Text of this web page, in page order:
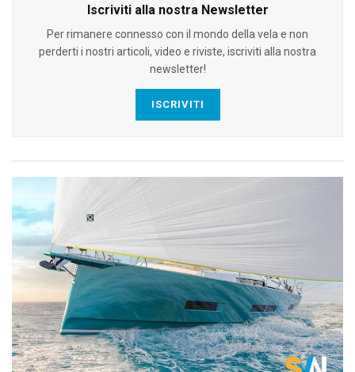
Iscriviti alla nostra Newsletter
Per rimanere connesso con il mondo della vela e non
perderti i nostri articoli, video e riviste, iscriviti alla nostra
newsletter!
ISCRIVITI